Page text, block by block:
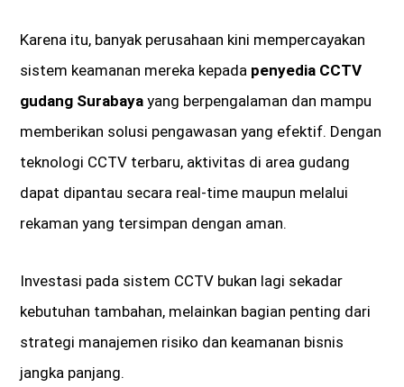
Karena itu, banyak perusahaan kini mempercayakan
sistem keamanan mereka kepada penyedia CCTV
gudang Surabaya yang berpengalaman dan mampu
memberikan solusi pengawasan yang efektif. Dengan
teknologi CCTV terbaru, aktivitas di area gudang
dapat dipantau secara real-time maupun melalui
rekaman yang tersimpan dengan aman.
Investasi pada sistem CCTV bukan lagi sekadar
kebutuhan tambahan, melainkan bagian penting dari
strategi manajemen risiko dan keamanan bisnis
jangka panjang.